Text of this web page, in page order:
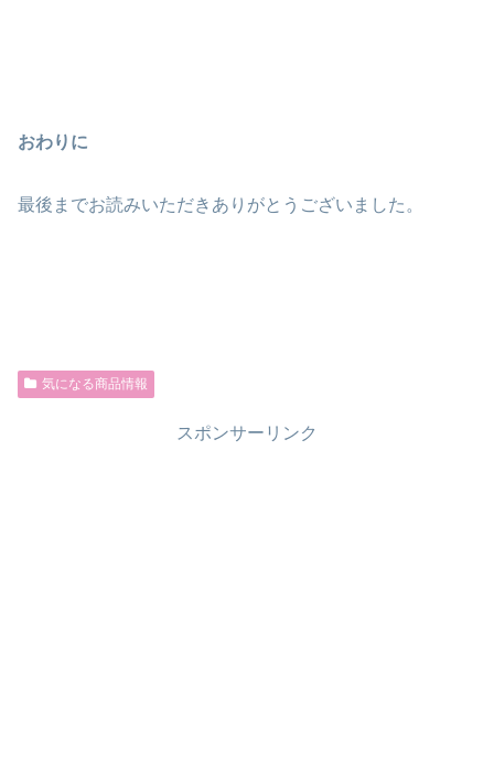
おわりに
最後までお読みいただきありがとうございました。
気になる商品情報
スポンサーリンク